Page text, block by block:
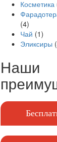
Косметика
(4)
Чай (1)
Эликсиры
Наши